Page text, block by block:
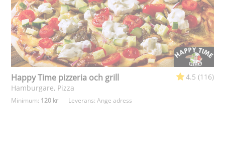
Happy Time pizzeria och grill
4.5 (116)
Hamburgare, Pizza
Minimum: 120 kr Leverans: Ange adress